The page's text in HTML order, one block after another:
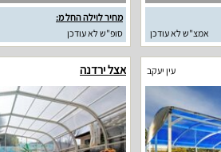
אמצ"ש לא עודכן
מחיר לוילה החל מ:
סופ"ש לא עודכן
עין יעקב אצל ירדנה